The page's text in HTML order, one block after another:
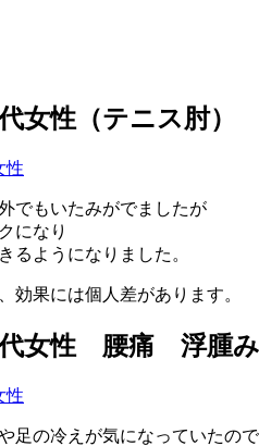
女性（テニス肘）
でもいたみがでましたが
になり
るようになりました。
果には個人差があります。
女性 腰痛 浮腫み
足の冷えが気になっていたの